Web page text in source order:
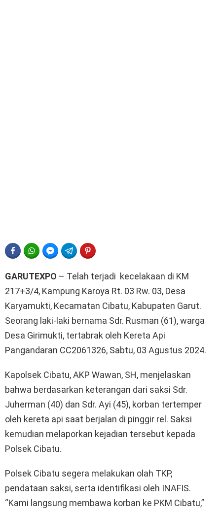
FACEBOOKWHATSAPPFACEBOOK MESSENGER
TELEGRAM
GARUTEXPO – Telah terjadi kecelakaan di KM
217+3/4, Kampung Karoya Rt. 03 Rw. 03, Desa
Karyamukti, Kecamatan Cibatu, Kabupaten Garut.
Seorang laki-laki bernama Sdr. Rusman (61), warga
Desa Girimukti, tertabrak oleh Kereta Api
Pangandaran CC2061326, Sabtu, 03 Agustus 2024.
Kapolsek Cibatu, AKP Wawan, SH, menjelaskan
bahwa berdasarkan keterangan dari saksi Sdr.
Juherman (40) dan Sdr. Ayi (45), korban tertemper
oleh kereta api saat berjalan di pinggir rel. Saksi
kemudian melaporkan kejadian tersebut kepada
Polsek Cibatu.
Polsek Cibatu segera melakukan olah TKP,
pendataan saksi, serta identifikasi oleh INAFIS.
“Kami langsung membawa korban ke PKM Cibatu,”